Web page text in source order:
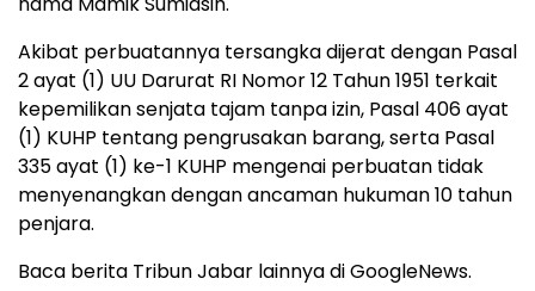
Akibat perbuatannya tersangka dijerat dengan Pasal
2 ayat (1) UU Darurat RI Nomor 12 Tahun 1951 terkait
kepemilikan senjata tajam tanpa izin, Pasal 406 ayat
(1) KUHP tentang pengrusakan barang, serta Pasal
335 ayat (1) ke-1 KUHP mengenai perbuatan tidak
menyenangkan dengan ancaman hukuman 10 tahun
penjara.
Baca berita Tribun Jabar lainnya di GoogleNews.